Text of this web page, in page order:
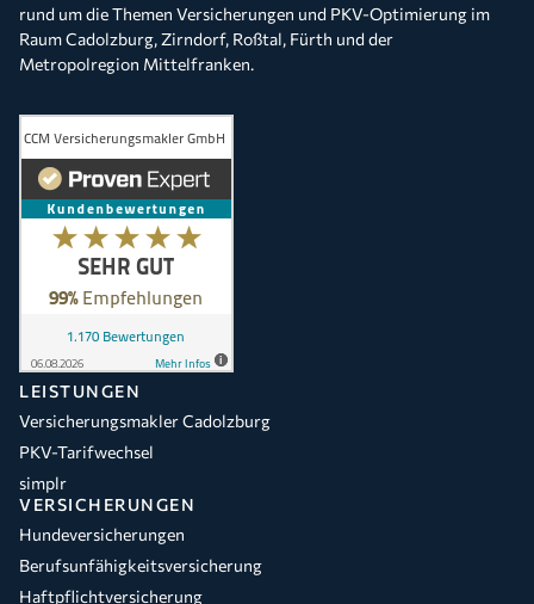
rund um die Themen Versicherungen und PKV-Optimierung im
Raum Cadolzburg, Zirndorf, Roßtal, Fürth und der
Metropolregion Mittelfranken.
LEISTUNGEN
Versicherungsmakler Cadolzburg
PKV-Tarifwechsel
simplr
VERSICHERUNGEN
Hundeversicherungen
Berufsunfähigkeitsversicherung
Haftpflichtversicherung